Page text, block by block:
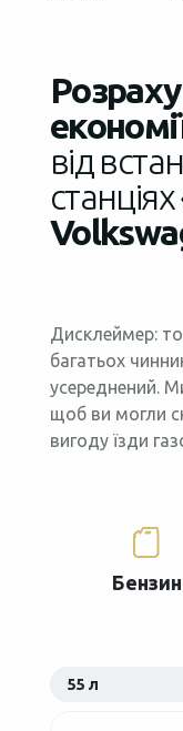
від
Дисклеймер:
багатьох
усереднений.
щоб ви могли
вигоду їзди
Бензин
55 л